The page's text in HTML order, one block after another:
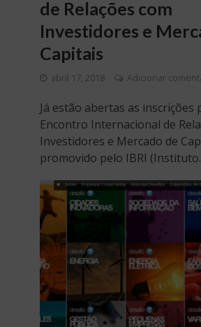
de Relações com
Investidores e
Capitais
abril 17, 2018 Adicionar
Já estão abertas as inscrições
Encontro Internacional de
Investidores e Mercado de
promovido pelo IBRI